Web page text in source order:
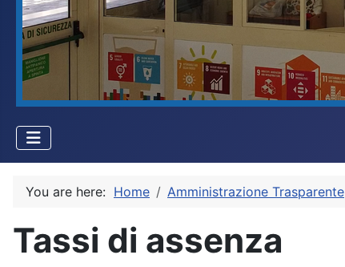
You are here: Home Amministrazione Trasparente
Tassi di assenza